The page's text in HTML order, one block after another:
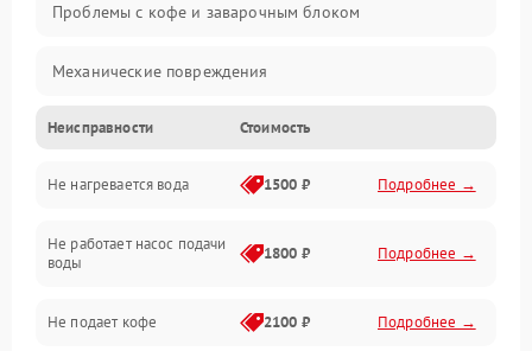
Проблемы с кофе и заварочным блоком
Механические повреждения
Прочие неисправности
Включение и работа
Проблемы с водой
Проблемы с капучинатором и паром
Неисправности Стоимость
Не нагревается вода 1500 ₽ Подробнее →
Не работает насос подачи
воды
1800 ₽ Подробнее →
Не подает кофе 2100 ₽ Подробнее →